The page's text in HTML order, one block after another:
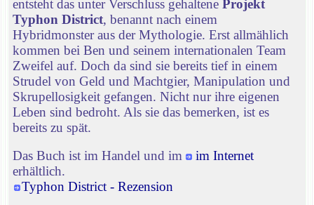
entsteht das unter Verschluss gehaltene Projekt
Typhon District, benannt nach einem
Hybridmonster aus der Mythologie. Erst allmählich
kommen bei Ben und seinem internationalen Team
Zweifel auf. Doch da sind sie bereits tief in einem
Strudel von Geld und Machtgier, Manipulation und
Skrupellosigkeit gefangen. Nicht nur ihre eigenen
Leben sind bedroht. Als sie das bemerken, ist es
bereits zu spät.
Das Buch ist im Handel und im
im Internet
erhältlich.
Typhon District - Rezension